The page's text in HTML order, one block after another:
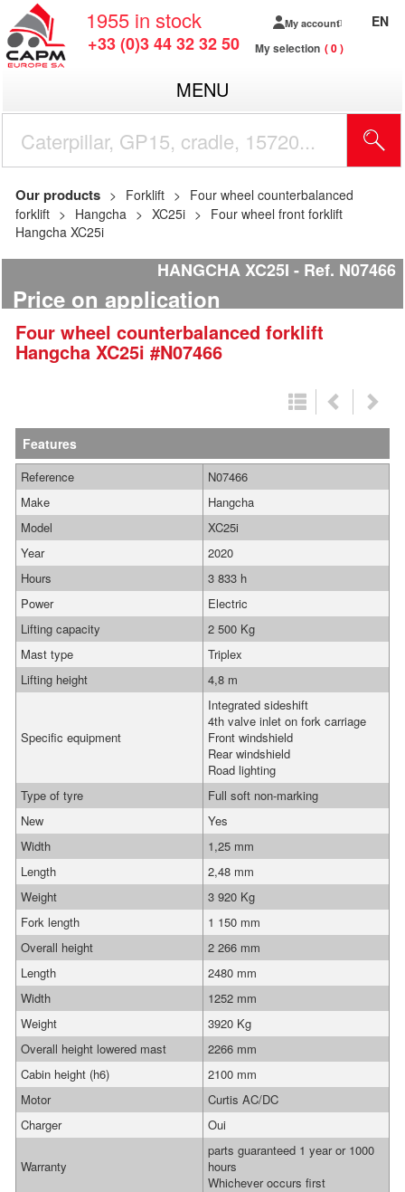
1955 in stock
+33 (0)3 44 32 32 50
My account
My selection 0
EN
MENU
Our products Forklift
Four wheel counterbalanced
forklift
Hangcha XC25i
Four wheel front forklift
Hangcha XC25i
HANGCHA XC25I Ref. N07466
Price on application
Four wheel counterbalanced forklift
Hangcha XC25i #N07466
Features
Reference
N07466
Make
Hangcha
Model
XC25i
Year
2020
Hours
3 833 h
Power
Electric
Lifting capacity
2 500 Kg
Mast type
Triplex
Lifting height
4,8 m
Specific equipment
Integrated sideshift
4th valve inlet on fork carriage
Front windshield
Rear windshield
Road lighting
Type of tyre
Full soft non-marking
New
Yes
Width
1,25 mm
Length
2,48 mm
Weight
3 920 Kg
Fork length
1 150 mm
Overall height
2 266 mm
Length
2480 mm
Width
1252 mm
Weight
3920 Kg
Overall height lowered mast
2266 mm
Cabin height (h6)
2100 mm
Motor
Curtis AC/DC
Charger
Oui
Warranty
parts guaranteed 1 year or 1000
hours
Whichever occurs first